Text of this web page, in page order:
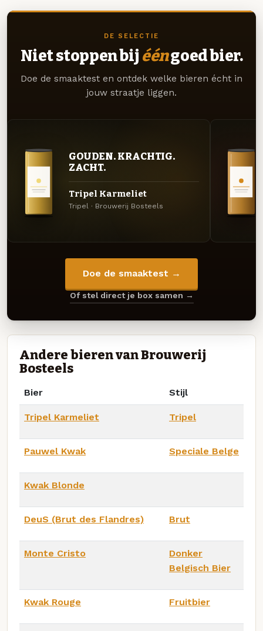
DE SELECTIE
Niet stoppen bij ééngoed bier.
Doe de smaaktest en ontdek welke bieren écht in
jouw straatje liggen.
GOUDEN. KRACHTIG.
ZACHT.
Tripel Karmeliet
Tripel · Brouwerij Bosteels
Doe de smaaktest →
Of stel direct je box samen →
Andere bieren van Brouwerij
Bosteels
Bier Stijl
Tripel Karmeliet Tripel
Pauwel Kwak Speciale Belge
Kwak Blonde
DeuS (Brut des Flandres) Brut
Monte Cristo
Donker
Belgisch Bier
Kwak Rouge Fruitbier